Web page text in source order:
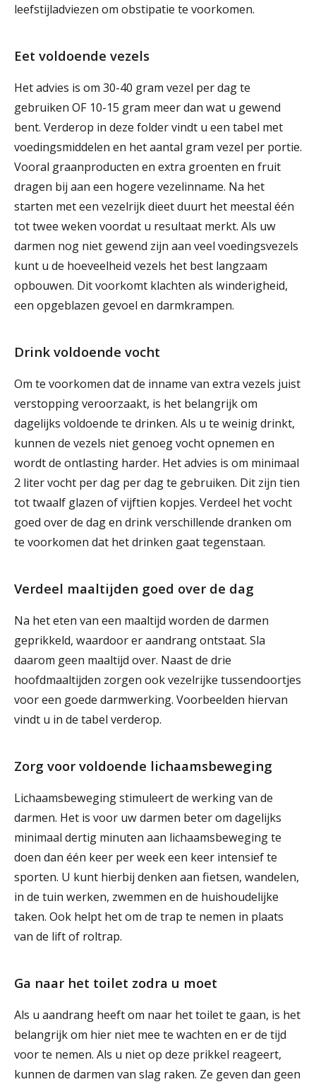
leefstijladviezen om obstipatie te voorkomen.
Eet voldoende vezels
Het advies is om 30-40 gram vezel per dag te
gebruiken OF 10-15 gram meer dan wat u gewend
bent. Verderop in deze folder vindt u een tabel met
voedingsmiddelen en het aantal gram vezel per portie.
Vooral graanproducten en extra groenten en fruit
dragen bij aan een hogere vezelinname. Na het
starten met een vezelrijk dieet duurt het meestal één
tot twee weken voordat u resultaat merkt. Als uw
darmen nog niet gewend zijn aan veel voedingsvezels
kunt u de hoeveelheid vezels het best langzaam
opbouwen. Dit voorkomt klachten als winderigheid,
een opgeblazen gevoel en darmkrampen.
Drink voldoende vocht
Om te voorkomen dat de inname van extra vezels juist
verstopping veroorzaakt, is het belangrijk om
dagelijks voldoende te drinken. Als u te weinig drinkt,
kunnen de vezels niet genoeg vocht opnemen en
wordt de ontlasting harder. Het advies is om minimaal
2 liter vocht per dag per dag te gebruiken. Dit zijn tien
tot twaalf glazen of vijftien kopjes. Verdeel het vocht
goed over de dag en drink verschillende dranken om
te voorkomen dat het drinken gaat tegenstaan.
Verdeel maaltijden goed over de dag
Na het eten van een maaltijd worden de darmen
geprikkeld, waardoor er aandrang ontstaat. Sla
daarom geen maaltijd over. Naast de drie
hoofdmaaltijden zorgen ook vezelrijke tussendoortjes
voor een goede darmwerking. Voorbeelden hiervan
vindt u in de tabel verderop.
Zorg voor voldoende lichaamsbeweging
Lichaamsbeweging stimuleert de werking van de
darmen. Het is voor uw darmen beter om dagelijks
minimaal dertig minuten aan lichaamsbeweging te
doen dan één keer per week een keer intensief te
sporten. U kunt hierbij denken aan fietsen, wandelen,
in de tuin werken, zwemmen en de huishoudelijke
taken. Ook helpt het om de trap te nemen in plaats
van de lift of roltrap.
Ga naar het toilet zodra u moet
Als u aandrang heeft om naar het toilet te gaan, is het
belangrijk om hier niet mee te wachten en er de tijd
voor te nemen. Als u niet op deze prikkel reageert,
kunnen de darmen van slag raken. Ze geven dan geen